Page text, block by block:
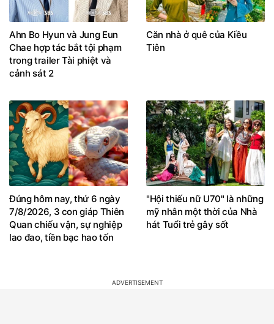
Ahn Bo Hyun và Jung Eun
Chae hợp tác bắt tội phạm
trong trailer Tài phiệt và
cảnh sát 2
Căn nhà ở quê của Kiều
Tiên
Đúng hôm nay, thứ 6 ngày
7/8/2026, 3 con giáp Thiên
Quan chiếu vận, sự nghiệp
lao đao, tiền bạc hao tốn
"Hội thiếu nữ U70" là những
mỹ nhân một thời của Nhà
hát Tuổi trẻ gây sốt